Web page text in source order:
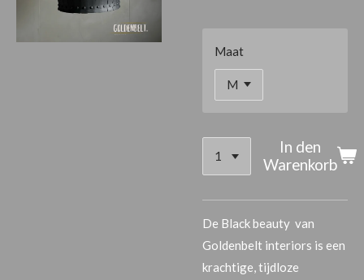
Maat
In den
Warenkorb
De Black beauty van
Goldenbelt interiors is een
krachtige, tijdloze